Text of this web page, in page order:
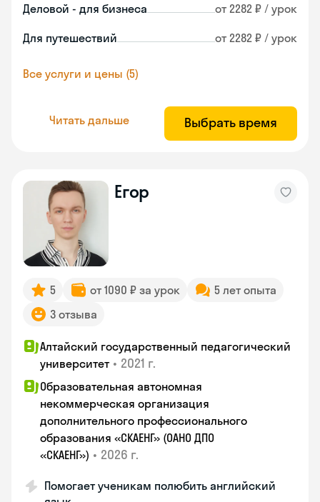
Деловой - для бизнеса от 2282 ₽ / урок
Для путешествий от 2282 ₽ / урок
Все услуги и цены (5)
Читать дальше Выбрать время
Егор
5 от 1090 ₽ за урок
5 лет опыта
3 отзыва
Алтайский государственный педагогический
университет • 2021 г.
Образовательная автономная
некоммерческая организация
дополнительного профессионального
образования «СКАЕНГ» (ОАНО ДПО
«СКАЕНГ») • 2026 г.
Помогает ученикам полюбить английский